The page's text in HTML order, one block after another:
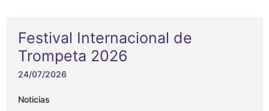
Festival Internacional de
Trompeta 2026
24/07/2026
Noticias